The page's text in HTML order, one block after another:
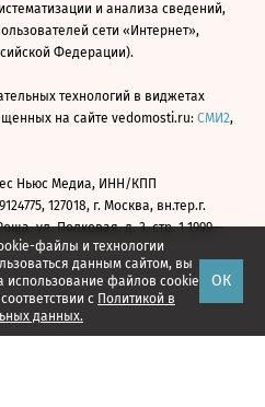
файлы и технологии
данным сайтом, вы
использование файлов cookie
с Политикой в
данных.
ОК
и анализа сведений,
сети «Интернет»,
Федерации).
технологий в виджетах
на сайте vedomosti.ru: СМИ2,
Ньюс Медиа, ИНН/КПП
127018, г. Москва, вн.тер.г.
ул. Полковая, д. 3, стр. 1 1999—